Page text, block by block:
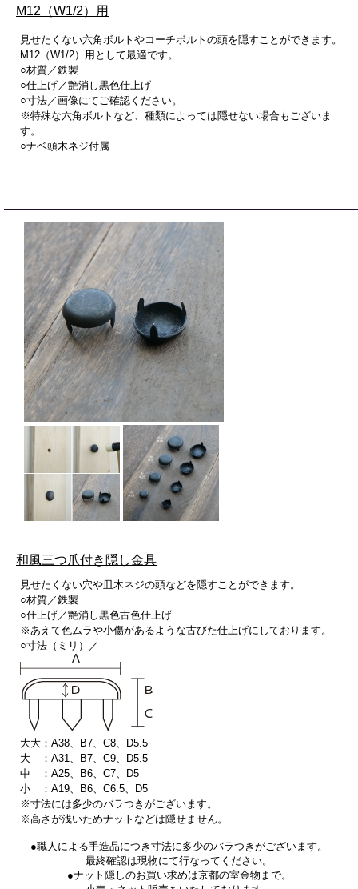
M12（W1/2）用
見せたくない六角ボルトやコーチボルトの頭を隠すことができます。
M12（W1/2）用として最適です。
○材質／鉄製
○仕上げ／艶消し黒色仕上げ
○寸法／画像にてご確認ください。
※特殊な六角ボルトなど、種類によっては隠せない場合もございま
す。
○ナベ頭木ネジ付属
和風三つ爪付き隠し金具
見せたくない穴や皿木ネジの頭などを隠すことができます。
○材質／鉄製
○仕上げ／艶消し黒色古色仕上げ
※あえて色ムラや小傷があるような古びた仕上げにしております。
○寸法（ミリ）／
大大：A38、B7、C8、D5.5
大 ：A31、B7、C9、D5.5
中 ：A25、B6、C7、D5
小 ：A19、B6、C6.5、D5
※寸法には多少のバラつきがございます。
※高さが浅いためナットなどは隠せません。
●職人による手造品につき寸法に多少のバラつきがございます。
最終確認は現物にて行なってください。
●ナット隠しのお買い求めは京都の室金物まで。